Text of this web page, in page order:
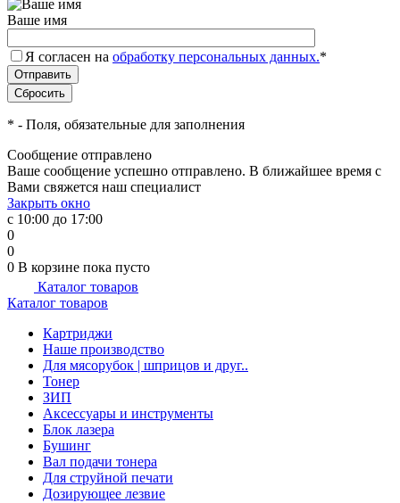
Ваше имя
Я согласен на обработку персональных данных.*
* - Поля, обязательные для заполнения
Сообщение отправлено
Ваше сообщение успешно отправлено. В ближайшее время с
Вами свяжется наш специалист
Закрыть окно
с 10:00 до 17:00
0
0
0 В корзине пока пусто
Каталог товаров
Каталог товаров
Картриджи
Наше производство
Для мясорубок | шприцов и друг..
Тонер
ЗИП
Аксессуары и инструменты
Блок лазера
Бушинг
Вал подачи тонера
Для струйной печати
Дозирующее лезвие